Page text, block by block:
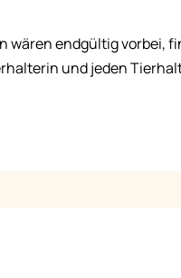
wären endgültig vorbei,
und jeden